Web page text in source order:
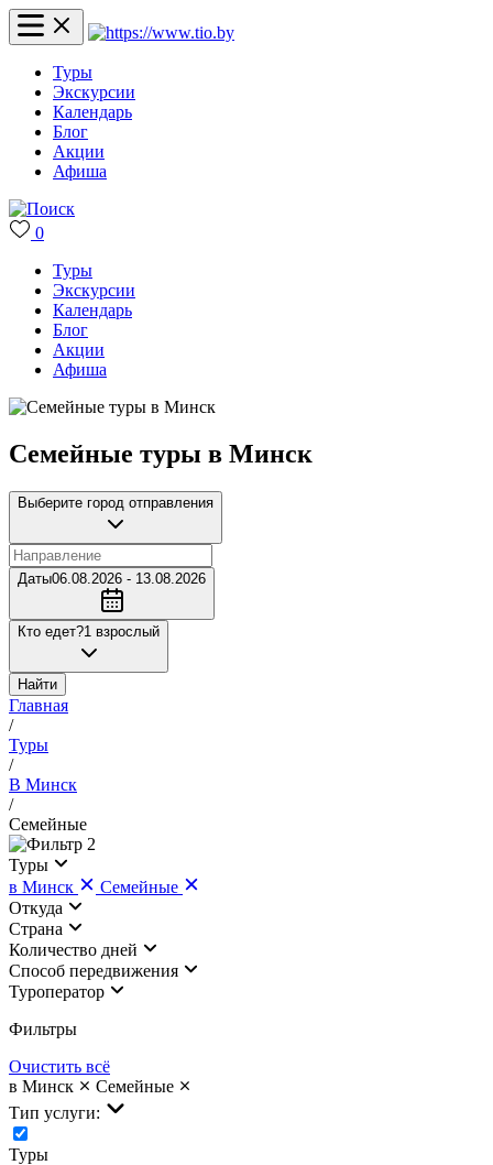
Туры
Экскурсии
Календарь
Блог
Акции
Афиша
0
Туры
Экскурсии
Календарь
Блог
Акции
Афиша
Семейные туры в Минск
Выберите город отправления
Даты06.08.2026 - 13.08.2026
Кто едет?1 взрослый
Найти
Главная
/
Туры
/
В Минск
/
Семейные
2
Туры
в Минск
Семейные
Откуда
Страна
Количество дней
Cпособ передвижения
Туроператор
Фильтры
Очистить всё
в Минск
Семейные
Тип услуги:
Туры